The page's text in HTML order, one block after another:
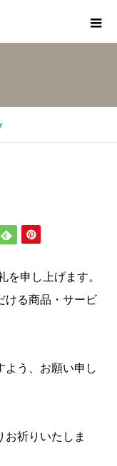
を申し上げます。
ける商品・サービ
よう、お願い申し
お祈りいたしま